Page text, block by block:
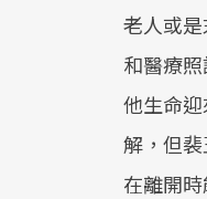
老人或
和醫療
他生命
解，但
在離開